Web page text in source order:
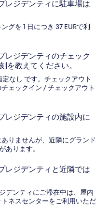
レジデンティに駐車場は
グを 1 日につき 37 EURで利
レジデンティのチェック
を教えてください。
なし です。チェックアウト
ェックイン / チェックアウト
レジデンティの施設内に
りませんが、近隣にグランド
あります。
レジデンティと近隣では
デンティにご滞在中は、屋内
ネスセンターをご利用いただ